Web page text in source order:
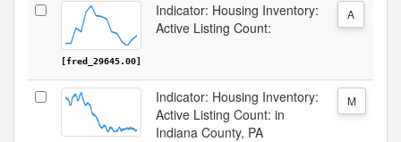
[fred_29645.00]
Indicator: Housing Inventory:
Active Listing Count:
A
Indicator: Housing Inventory:
Active Listing Count: in
Indiana County, PA
M